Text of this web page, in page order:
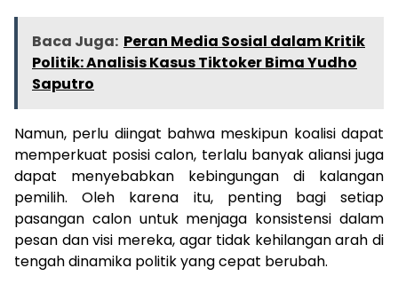
Baca Juga: Peran Media Sosial dalam Kritik
Politik: Analisis Kasus Tiktoker Bima Yudho
Saputro
Namun, perlu diingat bahwa meskipun koalisi dapat
memperkuat posisi calon, terlalu banyak aliansi juga
dapat menyebabkan kebingungan di kalangan
pemilih. Oleh karena itu, penting bagi setiap
pasangan calon untuk menjaga konsistensi dalam
pesan dan visi mereka, agar tidak kehilangan arah di
tengah dinamika politik yang cepat berubah.